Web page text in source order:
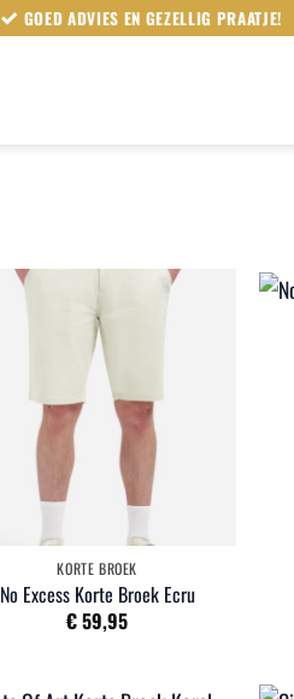
GOED ADVIES EN GEZELLIG PRAATJE!
KORTE BROEK
No Excess Korte Broek Ecru
€59,95